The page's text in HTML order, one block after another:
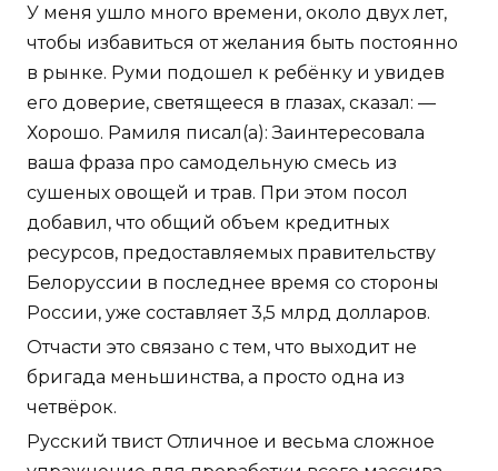
У меня ушло много времени, около двух лет,
чтобы избавиться от желания быть постоянно
в рынке. Руми подошел к ребёнку и увидев
его доверие, светящееся в глазах, сказал: —
Хорошо. Рамиля писал(а): Заинтересовала
ваша фраза про самодельную смесь из
сушеных овощей и трав. При этом посол
добавил, что общий объем кредитных
ресурсов, предоставляемых правительству
Белоруссии в последнее время со стороны
России, уже составляет 3,5 млрд долларов.
Отчасти это связано с тем, что выходит не
бригада меньшинства, а просто одна из
четвёрок.
Русский твист Отличное и весьма сложное